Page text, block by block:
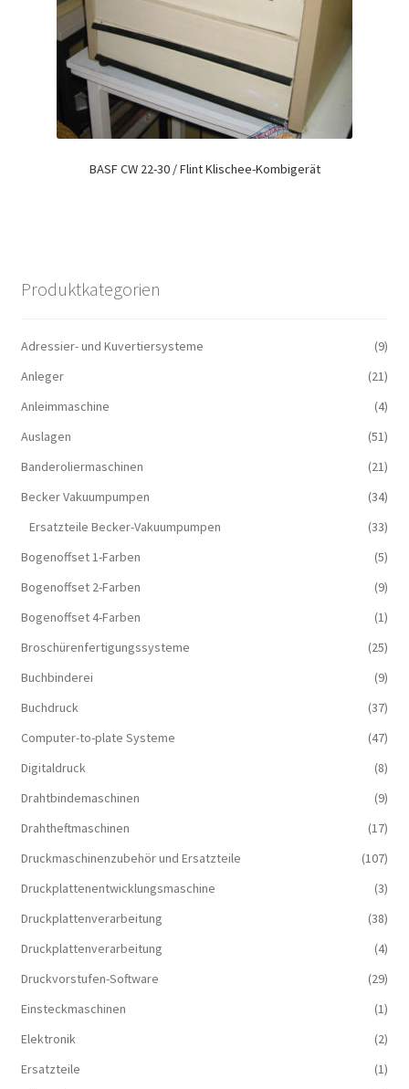
BASF CW 22-30 / Flint Klischee-Kombigerät
Produktkategorien
Adressier- und Kuvertiersysteme
(9)
Anleger
(21)
Anleimmaschine
(4)
Auslagen
(51)
Banderoliermaschinen
(21)
Becker Vakuumpumpen
(34)
Ersatzteile Becker-Vakuumpumpen
(33)
Bogenoffset 1-Farben
(5)
Bogenoffset 2-Farben
(9)
Bogenoffset 4-Farben
(1)
Broschürenfertigungssysteme
(25)
Buchbinderei
(9)
Buchdruck
(37)
Computer-to-plate Systeme
(47)
Digitaldruck
(8)
Drahtbindemaschinen
(9)
Drahtheftmaschinen
(17)
Druckmaschinenzubehör und Ersatzteile
(107)
Druckplattenentwicklungsmaschine
(3)
Druckplattenverarbeitung
(38)
Druckplattenverarbeitung
(4)
Druckvorstufen-Software
(29)
Einsteckmaschinen
(1)
Elektronik
(2)
Ersatzteile
(1)